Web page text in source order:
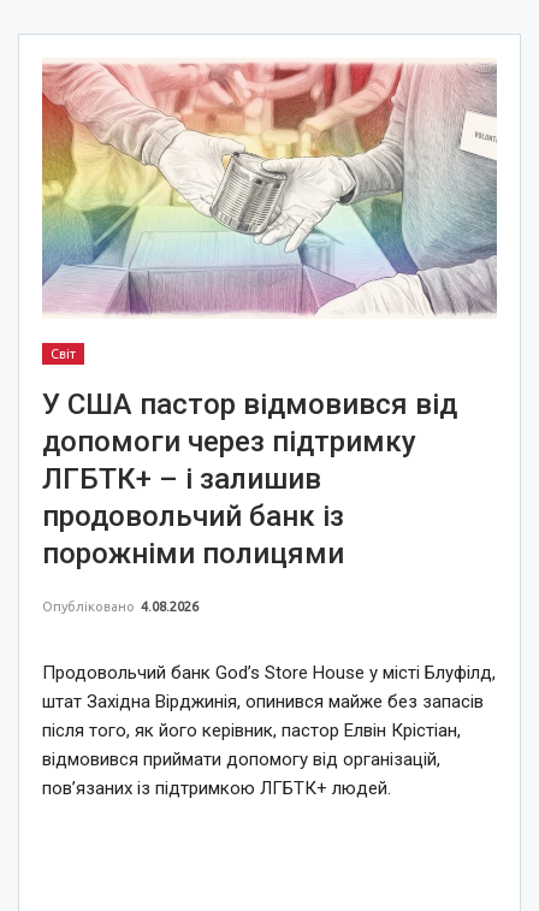
Світ
У США пастор відмовився від
допомоги через підтримку
ЛГБТК+ – і залишив
продовольчий банк із
порожніми полицями
Опубліковано 4.08.2026
Продовольчий банк God’s Store House у місті Блуфілд,
штат Західна Вірджинія, опинився майже без запасів
після того, як його керівник, пастор Елвін Крістіан,
відмовився приймати допомогу від організацій,
пов’язаних із підтримкою ЛГБТК+ людей.